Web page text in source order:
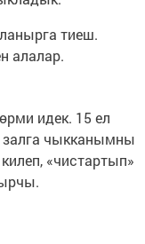
тиеш.
алалар.
идек. 15 ел
чыкканымны
«чистартып»